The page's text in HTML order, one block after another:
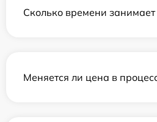
Сколько времени
Меняется ли цена в